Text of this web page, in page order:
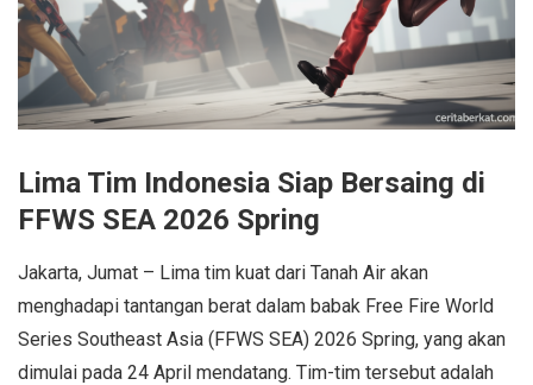
Lima Tim Indonesia Siap Bersaing di
FFWS SEA 2026 Spring
Jakarta, Jumat – Lima tim kuat dari Tanah Air akan
menghadapi tantangan berat dalam babak Free Fire World
Series Southeast Asia (FFWS SEA) 2026 Spring, yang akan
dimulai pada 24 April mendatang. Tim-tim tersebut adalah